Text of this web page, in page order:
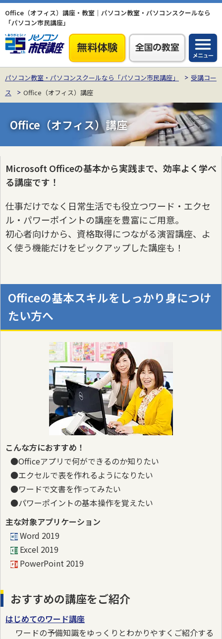
Office（オフィス）講座・教室｜パソコン教室・パソコンスクールなら
「パソコン市民講座」
パソコン教室・パソコンスクールなら「パソコン市民講座」
受講コー
ス
Office（オフィス）講座
Office（オフィス）講座
Microsoft Officeの基本から実践まで、効率よく学べ
る講座です！
仕事だけでなく日常生活でも役立つワード・エクセ
ル・パワーポイントの講座を豊富にご用意。
初心者向けから、資格取得につながる演習講座、よ
く使う機能だけをピックアップした講座も！
Officeの基本スキルをしっかり身につけ
たい方へ
こんな方におすすめ！
●Officeアプリで何ができるのか知りたい
●エクセルで表を作れるようになりたい
●ワードで文書を作ってみたい
●パワーポイントの基本操作を覚えたい
主な対象アプリケーション
Word 2019
Excel 2019
PowerPoint 2019
おすすめの講座をご紹介
はじめてのワード講座
ワードの予備知識をゆっくりとわかりやすくご紹介する